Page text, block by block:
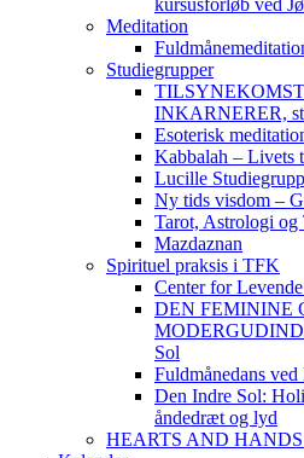
kursusforløb ved
Meditation
Studiegrupper
INKARNERER,
Esoterisk
Kabbalah – Livets
Lucille
Ny tids visdom –
Tarot, Astrologi og
Mazdaznan
Spirituel praksis i TFK
Center for
DEN FEMININE
Sol
Fuldmånedans
Den Indre Sol:
åndedræt og lyd
HEARTS AND HANDS